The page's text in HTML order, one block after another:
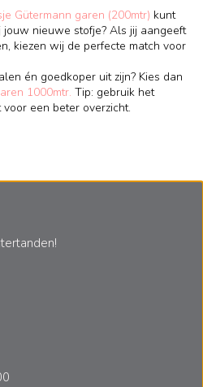
Gütermann garen (200mtr) kunt
nieuwe stofje? Als jij aangeeft
kiezen wij de perfecte match voor
én goedkoper uit zijn? Kies dan
1000mtr. Tip: gebruik het
een beter overzicht.